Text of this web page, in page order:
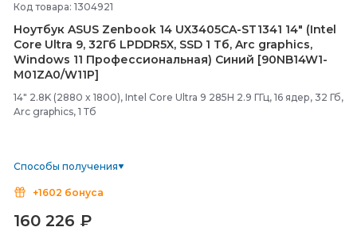
Код товара: 1304921
Ноутбук ASUS Zenbook 14 UX3405CA-ST1341 14" (Intel
Core Ultra 9, 32Гб LPDDR5X, SSD 1 Тб, Arc graphics,
Windows 11 Профессиональная) Синий [90NB14W1-
M01ZA0/W11P]
14" 2.8K (2880 x 1800), Intel Core Ultra 9 285H 2.9 ГГц, 16 ядер, 32 Гб,
Arc graphics, 1 Тб
Способы получения
+1602 бонуса
160 226 ₽